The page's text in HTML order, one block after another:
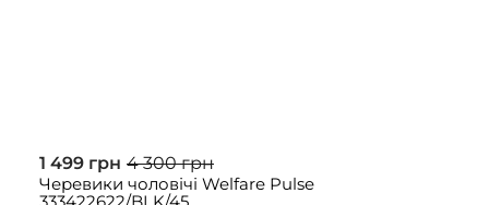
1 499 грн 4 300 грн
Черевики чоловічі Welfare Pulse